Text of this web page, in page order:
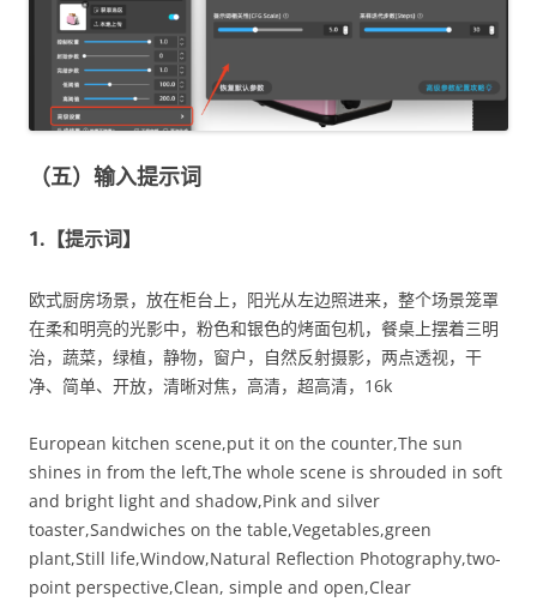
（五）输入提示词
1.【提示词】
欧式厨房场景，放在柜台上，阳光从左边照进来，整个场景笼罩
在柔和明亮的光影中，粉色和银色的烤面包机，餐桌上摆着三明
治，蔬菜，绿植，静物，窗户，自然反射摄影，两点透视，干
净、简单、开放，清晰对焦，高清，超高清，16k
European kitchen scene,put it on the counter,The sun
shines in from the left,The whole scene is shrouded in soft
and bright light and shadow,Pink and silver
toaster,Sandwiches on the table,Vegetables,green
plant,Still life,Window,Natural Reflection Photography,two-
point perspective,Clean, simple and open,Clear